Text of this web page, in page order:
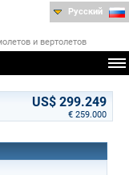
и вертолетов
Русский
US$ 299.249
€ 259.000